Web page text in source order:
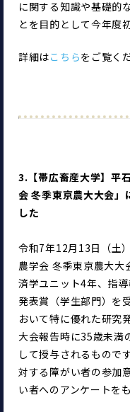
に関する知識や基礎的
とを目的として今年度
詳細はこちらをご覧く
3.【帯広畜産大学】平
会 冬季東京農大大会」
した
令和7年12月13日（土
農学会 冬季東京農大大
済学ユニット4年、指導
発表賞（学生部門）を
おいて特に優れた研究
大会報告時に35歳未満
して授与されるもので
対する障がい者の参加
い者へのアンケートを